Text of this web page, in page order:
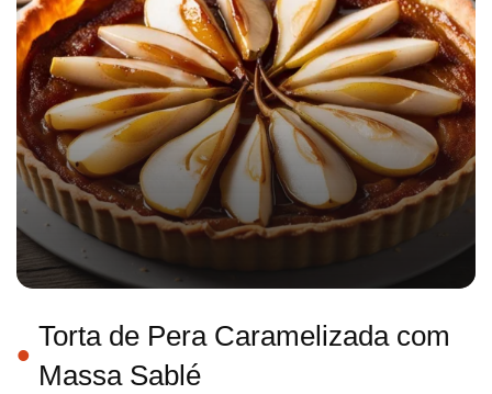
Torta de Pera Caramelizada com
Massa Sablé